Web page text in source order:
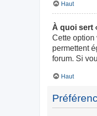
Haut
À quoi sert
Cette option
permettent
forum. Si
Haut